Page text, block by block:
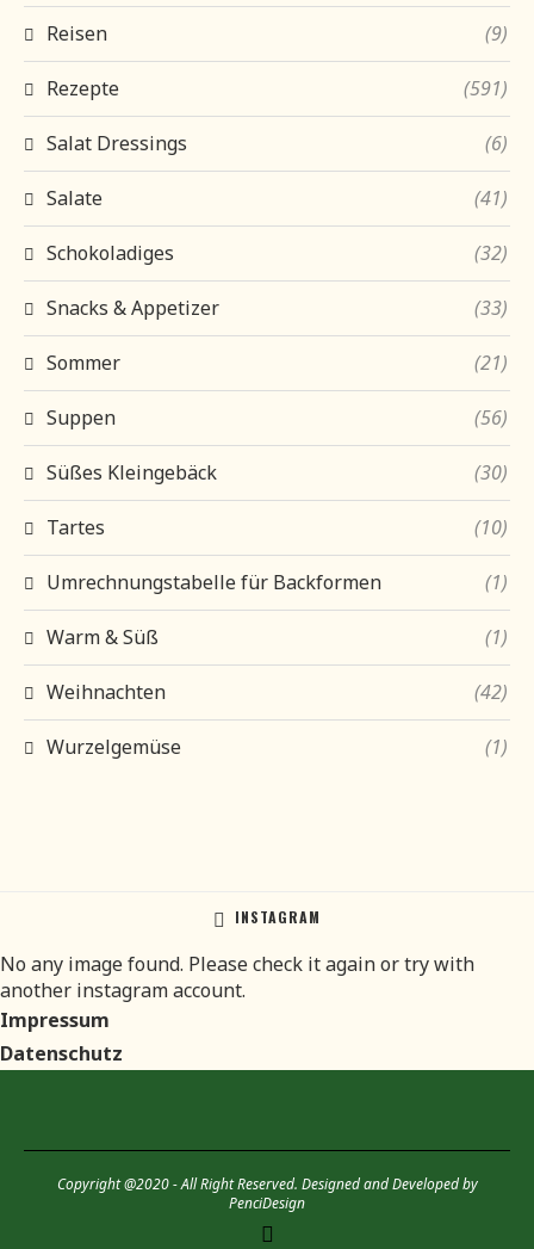
Reisen (9)
Rezepte (591)
Salat Dressings (6)
Salate (41)
Schokoladiges (32)
Snacks & Appetizer (33)
Sommer (21)
Suppen (56)
Süßes Kleingebäck (30)
Tartes (10)
Umrechnungstabelle für Backformen (1)
Warm & Süß (1)
Weihnachten (42)
Wurzelgemüse (1)
INSTAGRAM
No any image found. Please check it again or try with
another instagram account.
Impressum
Datenschutz
Copyright @2020 - All Right Reserved. Designed and Developed by
PenciDesign